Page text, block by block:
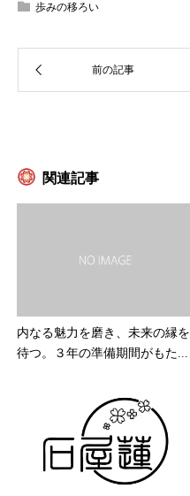
歩みの移ろい
関連記事
内なる魅力を磨き、未来の縁を
待つ。３年の準備期間がもた...